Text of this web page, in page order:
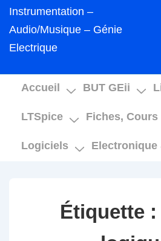
Instrumentation –
Audio/Musique – Génie
Electrique
Main
Accueil BUT GEii
LTSpice Fiches,
Logiciels Electronique
Étiquette :